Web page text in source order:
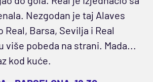
Nezgodan je taj Alaves
Real, Barsa, Sevilja i Real
više pobeda na strani. Mada...
kod kuće.